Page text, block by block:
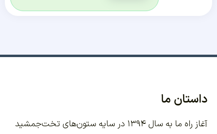
داستان ما
آغاز راه ما به سال ۱۳۹۴ در سایه ستون‌های تخت‌جمشید